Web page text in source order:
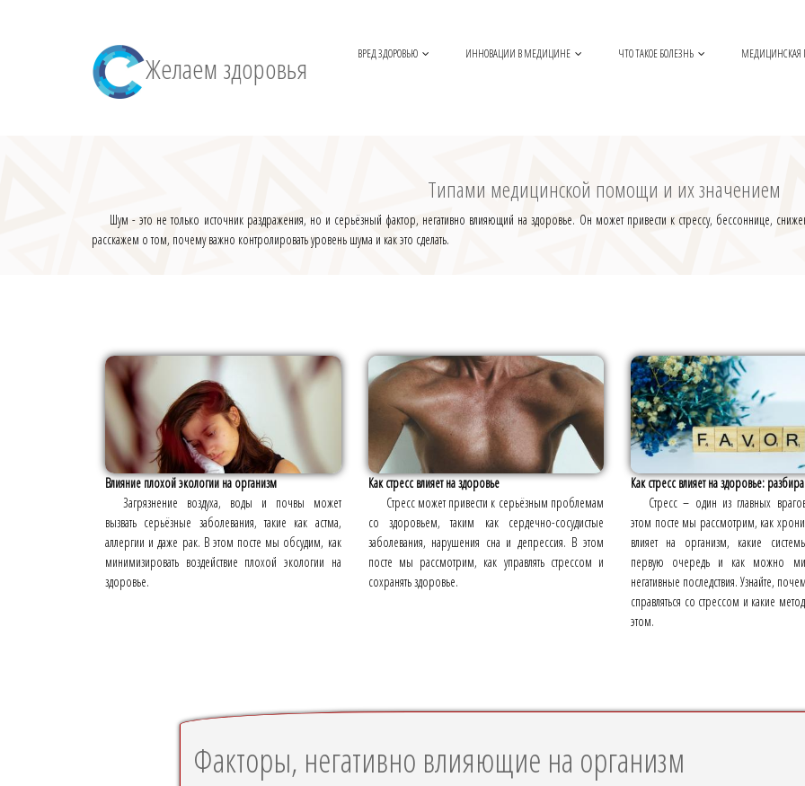
Желаем здоровья ВРЕД ЗДОРОВЬЮ ИННОВАЦИИ В МЕДИЦИНЕ ЧТО ТАКОЕ БОЛЕЗНЬ
Типами медицинской помощи и их значением
Шум - это не только источник раздражения, но и серьёзный фактор, негативно влияющий на здоровье. Он может привести к стрессу, бессоннице,
расскажем о том, почему важно контролировать уровень шума и как это сделать.
Влияние плохой экологии на организм
Загрязнение воздуха, воды и почвы может
вызвать серьёзные заболевания, такие как астма,
аллергии и даже рак. В этом посте мы обсудим, как
минимизировать воздействие плохой экологии на
здоровье.
Как стресс влияет на здоровье
Стресс может привести к серьёзным проблемам
со здоровьем, таким как сердечно-сосудистые
заболевания, нарушения сна и депрессия. В этом
посте мы рассмотрим, как управлять стрессом и
сохранять здоровье.
Как стресс влияет на здоровье:
Стресс – один из главных
этом посте мы рассмотрим, как
влияет на организм, какие
первую очередь и как можно
негативные последствия. Узнайте,
справляться со стрессом и какие
этом.
Факторы, негативно влияющие на организм